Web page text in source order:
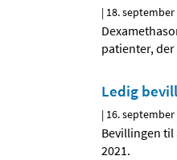
| 18. september
patienter,
Ledig
| 16. september
Bevillingen til
2021.